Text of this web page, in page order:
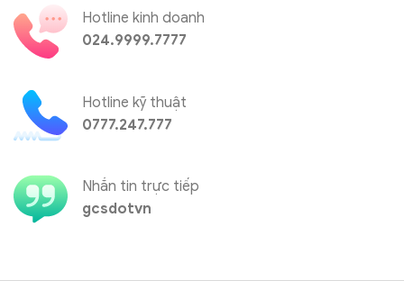
Hotline kinh doanh
024.9999.7777
Hotline kỹ thuật
0777.247.777
Nhắn tin trực tiếp
gcsdotvn